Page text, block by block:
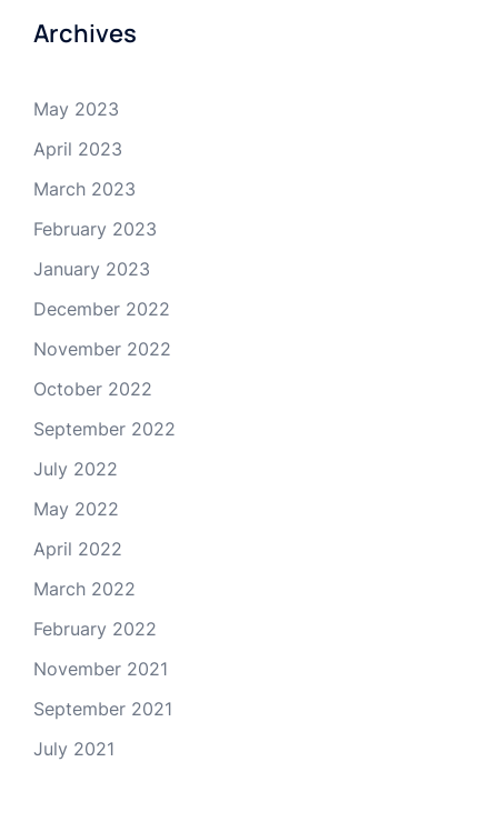
Archives
May 2023
April 2023
March 2023
February 2023
January 2023
December 2022
November 2022
October 2022
September 2022
July 2022
May 2022
April 2022
March 2022
February 2022
November 2021
September 2021
July 2021